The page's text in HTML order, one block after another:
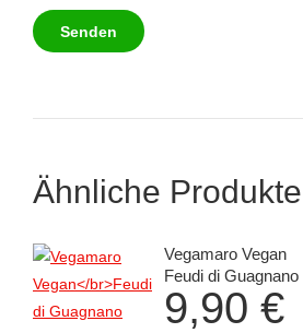
Ähnliche Produkte
Vegamaro Vegan
Feudi di Guagnano
9,90 €